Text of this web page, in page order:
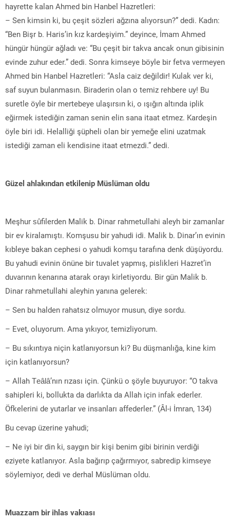
hayrette kalan Ahmed bin Hanbel Hazretleri:
– Sen kimsin ki, bu çeşit sözleri ağzına alıyorsun?” dedi. Kadın:
“Ben Bişr b. Haris’in kız kardeşiyim.” deyince, İmam Ahmed
hüngür hüngür ağladı ve: “Bu çeşit bir takva ancak onun gibisinin
evinde zuhur eder.” dedi. Sonra kimseye böyle bir fetva vermeyen
Ahmed bin Hanbel Hazretleri: “Asla caiz değildir! Kulak ver ki,
saf suyun bulanmasın. Biraderin olan o temiz rehbere uy! Bu
suretle öyle bir mertebeye ulaşırsın ki, o ışığın altında iplik
eğirmek istediğin zaman senin elin sana itaat etmez. Kardeşin
öyle biri idi. Helalliği şüpheli olan bir yemeğe elini uzatmak
istediği zaman eli kendisine itaat etmezdi.” dedi.
Güzel ahlakından etkilenip Müslüman oldu
Meşhur sûfilerden Malik b. Dinar rahmetullahi aleyh bir zamanlar
bir ev kiralamıştı. Komşusu bir yahudi idi. Malik b. Dinar’ın evinin
kıbleye bakan cephesi o yahudi komşu tarafına denk düşüyordu.
Bu yahudi evinin önüne bir tuvalet yapmış, pislikleri Hazret’in
duvarının kenarına atarak orayı kirletiyordu. Bir gün Malik b.
Dinar rahmetullahi aleyhin yanına gelerek:
– Sen bu halden rahatsız olmuyor musun, diye sordu.
– Evet, oluyorum. Ama yıkıyor, temizliyorum.
– Bu sıkıntıya niçin katlanıyorsun ki? Bu düşmanlığa, kine kim
için katlanıyorsun?
– Allah Teâlâ’nın rızası için. Çünkü o şöyle buyuruyor: “O takva
sahipleri ki, bollukta da darlıkta da Allah için infak ederler.
Öfkelerini de yutarlar ve insanları affederler.” (Âl-i İmran, 134)
Bu cevap üzerine yahudi;
– Ne iyi bir din ki, saygın bir kişi benim gibi birinin verdiği
eziyete katlanıyor. Asla bağırıp çağırmıyor, sabredip kimseye
söylemiyor, dedi ve derhal Müslüman oldu.
Muazzam bir ihlas vakıası